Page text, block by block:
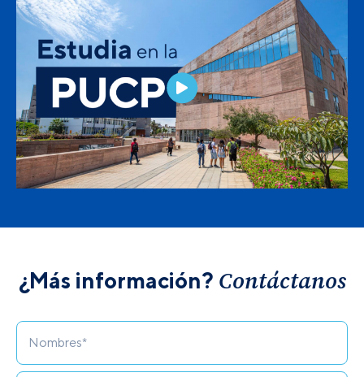
¿Más información? Contáctanos